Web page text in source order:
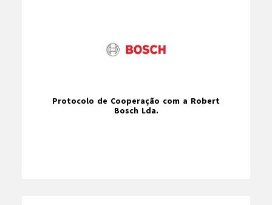
Protocolo de Cooperação com a Robert
Bosch Lda.